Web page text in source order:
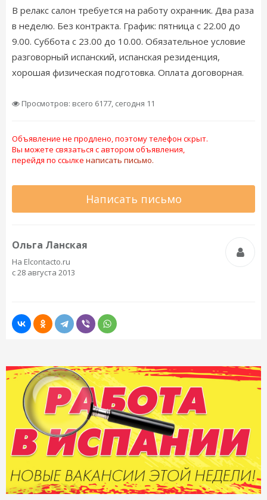
В релакс салон требуется на работу охранник. Два раза
в неделю. Без контракта. График: пятница с 22.00 до
9.00. Суббота с 23.00 до 10.00. Обязательное условие
разговорный испанский, испанская резиденция,
хорошая физическая подготовка. Оплата договорная.
Просмотров: всего 6177, сегодня 11
Объявление не продлено, поэтому телефон скрыт.
Вы можете связаться с автором объявления,
перейдя по ссылке написать письмо.
Написать письмо
Ольга Ланская
На Elcontacto.ru
с 28 августа 2013